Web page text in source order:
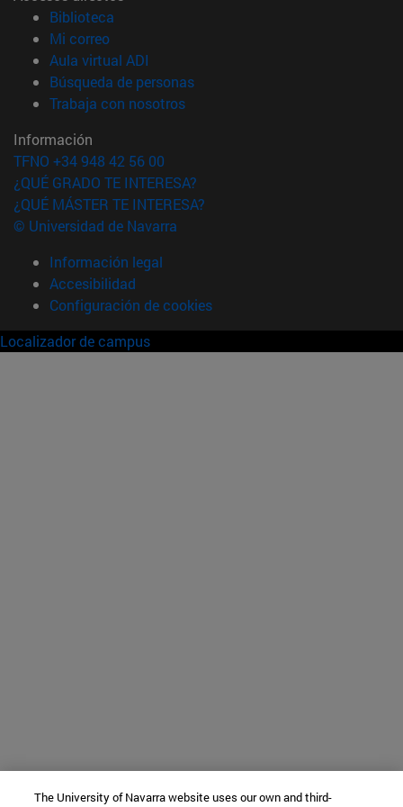
Biblioteca
Mi correo(abre en nueva ventana)
Aula virtual ADI
Búsqueda de personas(abre en nueva ventana)
Trabaja con nosotros(abre en nueva ventana)
Información
TFNO +34 948 42 56 00
¿QUÉ GRADO TE INTERESA?
¿QUÉ MÁSTER TE INTERESA?
© Universidad de Navarra
Información legal
Accesibilidad
Configuración de cookies
Localizador de campus
The University of Navarra website uses our own and third-